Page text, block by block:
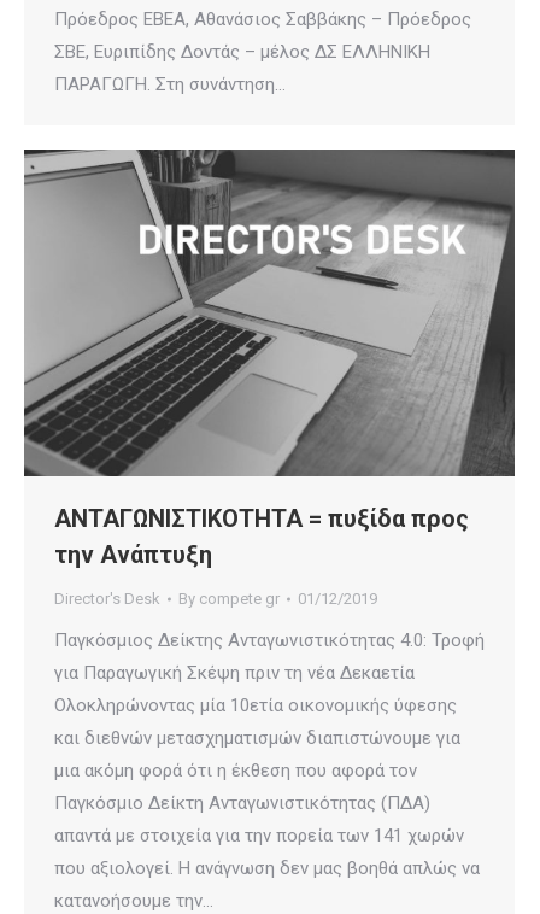
Πρόεδρος ΕΒΕΑ, Αθανάσιος Σαββάκης – Πρόεδρος
ΣΒΕ, Ευριπίδης Δοντάς – μέλος ΔΣ ΕΛΛΗΝΙΚΗ
ΠΑΡΑΓΩΓΗ. Στη συνάντηση…
ΑΝΤΑΓΩΝΙΣΤΙΚΟΤΗΤΑ = πυξίδα προς
την Ανάπτυξη
Director's Desk By compete gr 01/12/2019
Παγκόσμιος Δείκτης Ανταγωνιστικότητας 4.0: Τροφή
για Παραγωγική Σκέψη πριν τη νέα Δεκαετία
Ολοκληρώνοντας μία 10ετία οικονομικής ύφεσης
και διεθνών μετασχηματισμών διαπιστώνουμε για
μια ακόμη φορά ότι η έκθεση που αφορά τον
Παγκόσμιο Δείκτη Ανταγωνιστικότητας (ΠΔΑ)
απαντά με στοιχεία για την πορεία των 141 χωρών
που αξιολογεί. Η ανάγνωση δεν μας βοηθά απλώς να
κατανοήσουμε την…